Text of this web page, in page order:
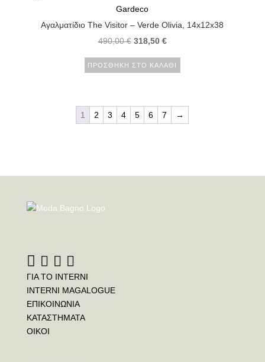
Gardeco
Αγαλματίδιο The Visitor – Verde Olivia, 14x12x38
490,00€ 318,50 €
ΠΡΟΣΘΉΚΗ ΣΤΟ ΚΑΛΆΘΙ
1 2 3 4 5 6 7 →
ΓΙΑ ΤΟ INTERNI
INTERNI MAGALOGUE
ΕΠΙΚΟΙΝΩΝΙΑ
ΚΑΤΑΣΤΗΜΑΤΑ
ΟΙΚΟΙ